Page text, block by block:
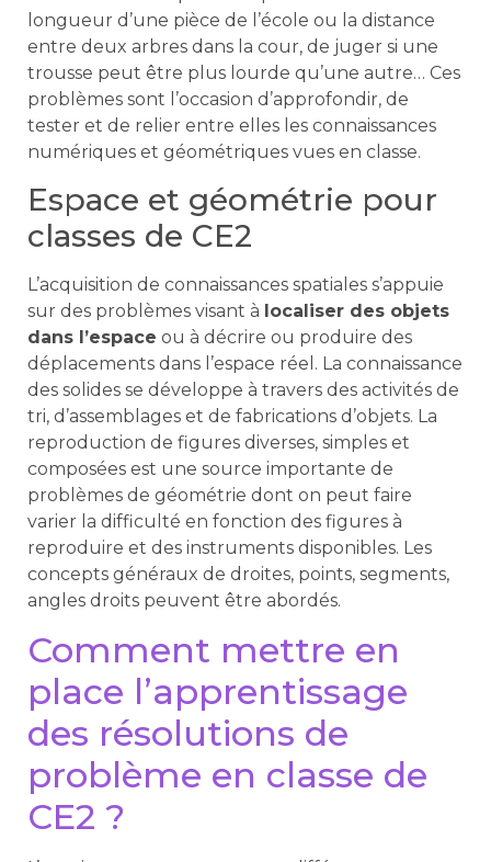
longueur d’une pièce de l’école ou la distance
entre deux arbres dans la cour, de juger si une
trousse peut être plus lourde qu’une autre… Ces
problèmes sont l’occasion d’approfondir, de
tester et de relier entre elles les connaissances
numériques et géométriques vues en classe.
Espace et géométrie pour
classes de CE2
L’acquisition de connaissances spatiales s’appuie
sur des problèmes visant à localiser des objets
dans l’espace ou à décrire ou produire des
déplacements dans l’espace réel. La connaissance
des solides se développe à travers des activités de
tri, d’assemblages et de fabrications d’objets. La
reproduction de figures diverses, simples et
composées est une source importante de
problèmes de géométrie dont on peut faire
varier la difficulté en fonction des figures à
reproduire et des instruments disponibles. Les
concepts généraux de droites, points, segments,
angles droits peuvent être abordés.
Comment mettre en
place l’apprentissage
des résolutions de
problème en classe de
CE2 ?